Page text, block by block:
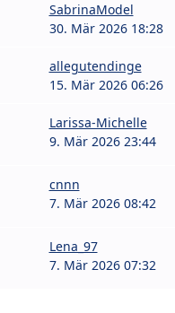
SabrinaModel
30. Mär 2026 18:28
allegutendinge
15. Mär 2026 06:26
Larissa-Michelle
9. Mär 2026 23:44
cnnn
7. Mär 2026 08:42
Lena_97
7. Mär 2026 07:32